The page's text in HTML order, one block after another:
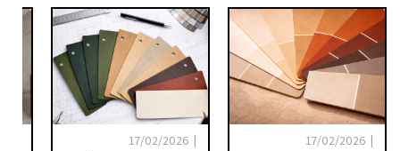
|
17/02/2026
|
17/02/2026